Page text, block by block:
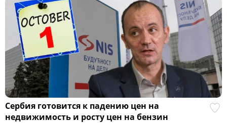
Сербия готовится к падению цен на
недвижимость и росту цен на бензин